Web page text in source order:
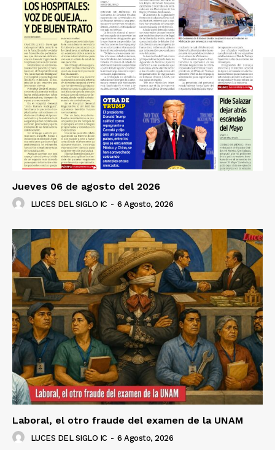
Jueves 06 de agosto del 2026
LUCES DEL SIGLO IC - 6 Agosto, 2026
Laboral, el otro fraude del examen de la UNAM
LUCES DEL SIGLO IC - 6 Agosto, 2026